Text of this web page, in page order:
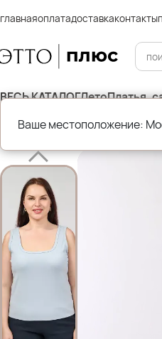
главнаяоплатадоставкаконтакты
ВЕСЬ КАТАЛОГЛетоПлатья,
Главная Футболки, майки и
Ваше местоположение: